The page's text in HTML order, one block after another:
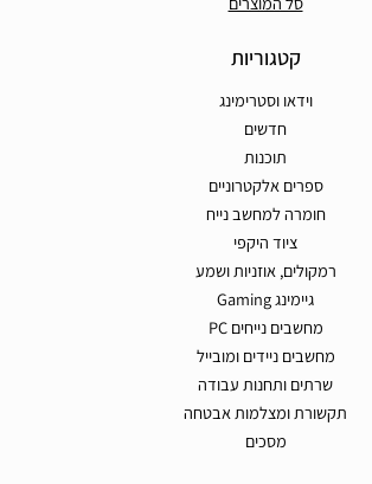
קטגוריות
וידאו וסטרימינג
חדשים
תוכנות
ספרים אלקטרוניים
חומרה למחשב נייח
ציוד היקפי
רמקולים, אוזניות ושמע
גיימינג Gaming
מחשבים נייחים PC
מחשבים ניידים ומובייל
שרתים ותחנות עבודה
תקשורת ומצלמות אבטחה
מסכים